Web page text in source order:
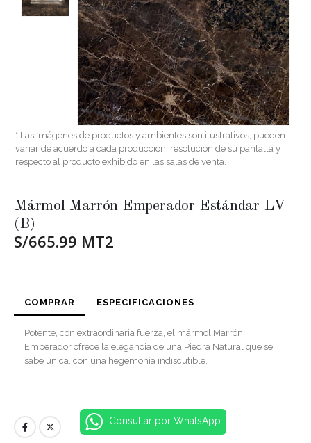
* Las imágenes de productos y ambientes son ilustrativos, pueden
variar de acuerdo a cada producción, resolución de su pantalla y
respecto al producto exhibido en las salas de venta.
Mármol Marrón Emperador Estándar LV
(B)
S/665.99 MT2
COMPRAR ESPECIFICACIONES
Potente, con extraordinaria fuerza, el mármol Marrón
Emperador ofrece la elegancia de una Piedra Natural que se
sabe única, con una hegemonía indiscutible.
Consultar por WhatsApp